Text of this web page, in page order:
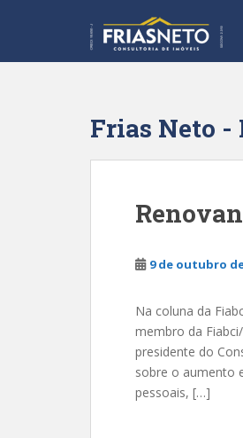
Frias Neto -
9 de outubro
Na coluna da
membro da
presidente do
sobre o aumento
pessoais, […]